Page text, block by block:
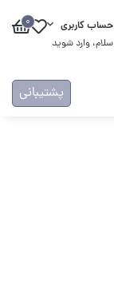
حساب کاربری
سلام، وارد شوید
0
پشتیبانی